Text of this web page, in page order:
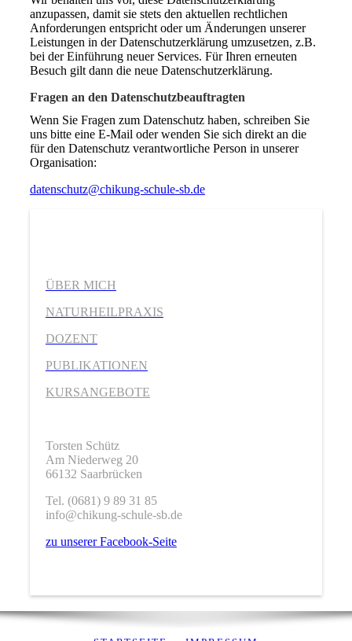
anzupassen, damit sie stets den aktuellen rechtlichen
Anforderungen entspricht oder um Änderungen unserer
Leistungen in der Datenschutzerklärung umzusetzen, z.B.
bei der Einführung neuer Services. Für Ihren erneuten
Besuch gilt dann die neue Datenschutzerklärung.
Fragen an den Datenschutzbeauftragten
Wenn Sie Fragen zum Datenschutz haben, schreiben Sie
uns bitte eine E-Mail oder wenden Sie sich direkt an die
für den Datenschutz verantwortliche Person in unserer
Organisation:
datenschutz@chikung-schule-sb.de
ÜBER MICH
NATURHEILPRAXIS
DOZENT
PUBLIKATIONEN
KURSANGEBOTE
Torsten Schütz
Am Niederweg 20
66132 Saarbrücken
Tel. (0681) 9 89 31 85
info@chikung-schule-sb.de
zu unserer Facebook-Seite